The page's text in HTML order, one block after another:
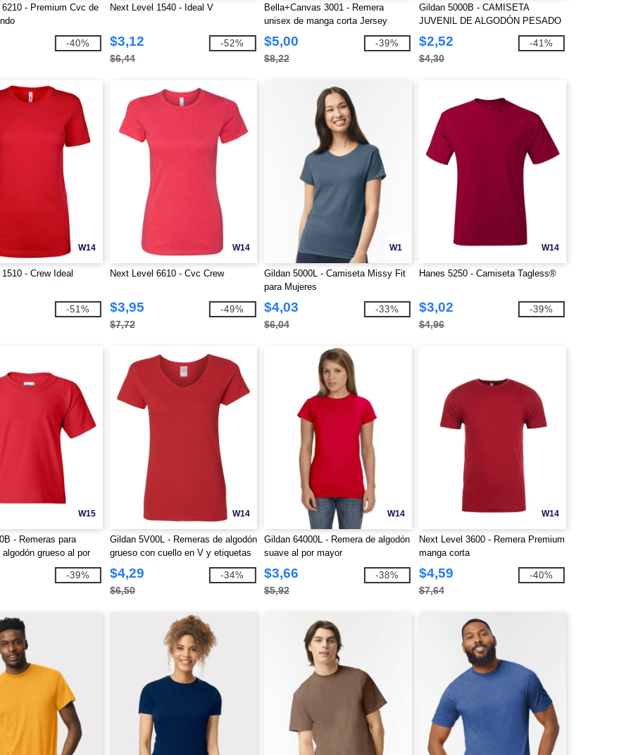
6210 - Premium Cvc de
-40%
Next Level 1540 - Ideal V
$3,12
$6,44
-52%
Bella+Canvas 3001 - Remera
unisex de manga corta Jersey
$5,00
$8,22
-39%
Gildan 5000B - CAMISETA
JUVENIL DE ALGODÓN PESADO
8.8 oz
$2,52
$4,30
-41%
W14
- Crew Ideal
-51%
W14
Next Level 6610 - Cvc Crew
$3,95
$7,72
-49%
W1
Gildan 5000L - Camiseta Missy Fit
para Mujeres
$4,03
$6,04
-33%
W14
Hanes 5250 - Camiseta Tagless®
$3,02
$4,96
-39%
W15
- Remeras para
grueso al por
-39%
W14
Gildan 5V00L - Remeras de algodón
grueso con cuello en V y etiquetas
fácil de remover al por mayor
$4,29
$6,50
-34%
W14
Gildan 64000L - Remera de algodón
suave al por mayor
$3,66
$5,92
-38%
W14
Next Level 3600 - Remera Premium
manga corta
$4,59
$7,64
-40%